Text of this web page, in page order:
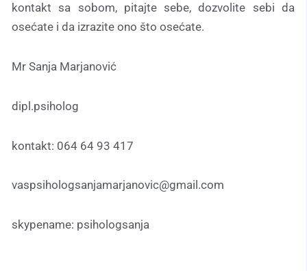
kontakt sa sobom, pitajte sebe, dozvolite sebi da
osećate i da izrazite ono što osećate.
Mr Sanja Marjanović
dipl.psiholog
kontakt: 064 64 93 417
vaspsihologsanjamarjanovic@gmail.com
skypename: psihologsanja